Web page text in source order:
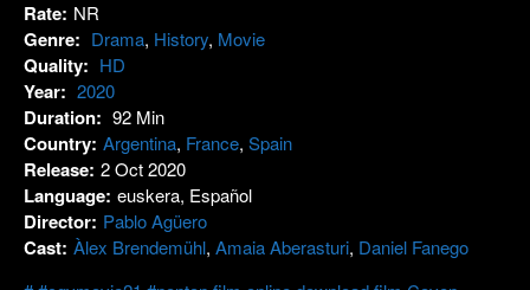
Rate: NR
Genre: Drama, History, Movie
Quality: HD
Year: 2020
Duration: 92 Min
Country: Argentina, France, Spain
Release: 2 Oct 2020
Language: euskera, Español
Director: Pablo Agüero
Cast: Àlex Brendemühl, Amaia Aberasturi, Daniel Fanego